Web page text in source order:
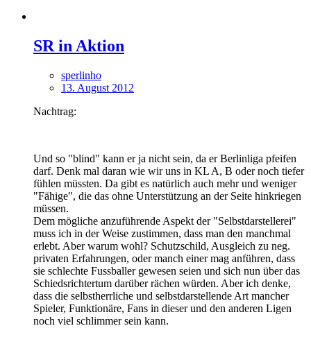
SR in Aktion
sperlinho
13. August 2012
Nachtrag:
Und so "blind" kann er ja nicht sein, da er Berlinliga pfeifen
darf. Denk mal daran wie wir uns in KL A, B oder noch tiefer
fühlen müssten. Da gibt es natürlich auch mehr und weniger
"Fähige", die das ohne Unterstützung an der Seite hinkriegen
müssen.
Dem mögliche anzuführende Aspekt der "Selbstdarstellerei"
muss ich in der Weise zustimmen, dass man den manchmal
erlebt. Aber warum wohl? Schutzschild, Ausgleich zu neg.
privaten Erfahrungen, oder manch einer mag anführen, dass
sie schlechte Fussballer gewesen seien und sich nun über das
Schiedsrichtertum darüber rächen würden. Aber ich denke,
dass die selbstherrliche und selbstdarstellende Art mancher
Spieler, Funktionäre, Fans in dieser und den anderen Ligen
noch viel schlimmer sein kann.